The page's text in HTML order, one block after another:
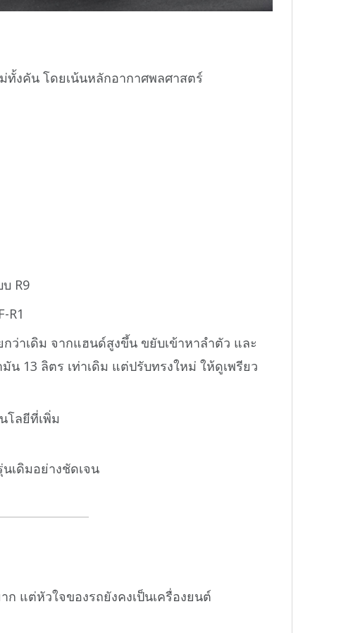
ทั้งคัน โดยเน้นหลักอากาศพลศาสตร์
R9
R1
ว่าเดิม จากแฮนด์สูงขึ้น ขยับเข้าหาลำตัว และ
น 13 ลิตร เท่าเดิม แต่ปรับทรงใหม่ ให้ดูเพรียว
โลยีที่เพิ่ม
เดิมอย่างชัดเจน
แต่หัวใจของรถยังคงเป็นเครื่องยนต์